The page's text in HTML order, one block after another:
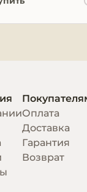
Оплата
Доставка
Гарантия
Возврат